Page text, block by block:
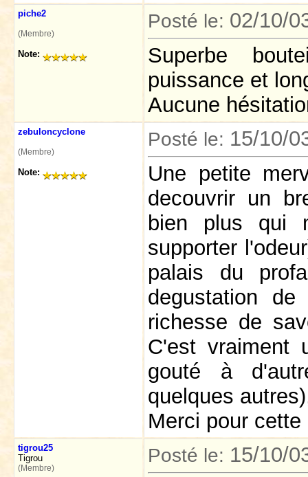
piche2
(Membre)
Note:
Posté le: 02/10/
Superbe
puissance et
Aucune
zebuloncyclone
(Membre)
Note:
Posté le: 15/10/
Une petite
decouvrir un
bien plus qui
supporter
palais du
degustation
richesse de
C'est vraiment
gouté à
quelques
Merci pour
tigrou25
Tigrou
(Membre)
Posté le: 15/10/